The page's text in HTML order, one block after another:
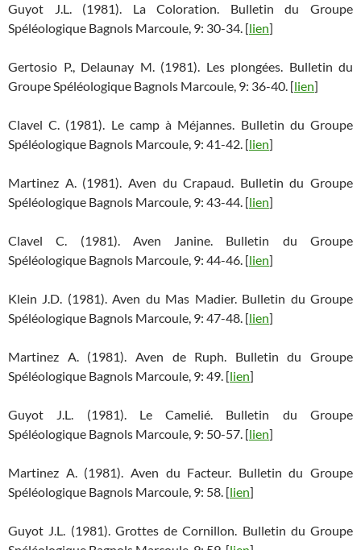
Guyot J.L. (1981). La Coloration. Bulletin du Groupe
Spéléologique Bagnols Marcoule, 9: 30-34. [lien]
Gertosio P., Delaunay M. (1981). Les plongées. Bulletin du
Groupe Spéléologique Bagnols Marcoule, 9: 36-40. [lien]
Clavel C. (1981). Le camp à Méjannes. Bulletin du Groupe
Spéléologique Bagnols Marcoule, 9: 41-42. [lien]
Martinez A. (1981). Aven du Crapaud. Bulletin du Groupe
Spéléologique Bagnols Marcoule, 9: 43-44. [lien]
Clavel C. (1981). Aven Janine. Bulletin du Groupe
Spéléologique Bagnols Marcoule, 9: 44-46. [lien]
Klein J.D. (1981). Aven du Mas Madier. Bulletin du Groupe
Spéléologique Bagnols Marcoule, 9: 47-48. [lien]
Martinez A. (1981). Aven de Ruph. Bulletin du Groupe
Spéléologique Bagnols Marcoule, 9: 49. [lien]
Guyot J.L. (1981). Le Camelié. Bulletin du Groupe
Spéléologique Bagnols Marcoule, 9: 50-57. [lien]
Martinez A. (1981). Aven du Facteur. Bulletin du Groupe
Spéléologique Bagnols Marcoule, 9: 58. [lien]
Guyot J.L. (1981). Grottes de Cornillon. Bulletin du Groupe